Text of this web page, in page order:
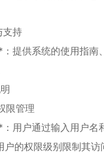
支持
提供系统的使用指南
限管理
用户通过输入用户名
户的权限级别限制其访